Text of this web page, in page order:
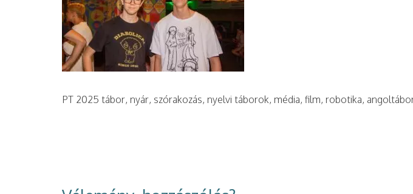
PT 2025 tábor, nyár, szórakozás, nyelvi táborok, média, film, robotika,